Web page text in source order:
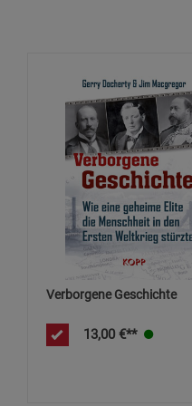
Verborgene Geschichte
13,00 €**